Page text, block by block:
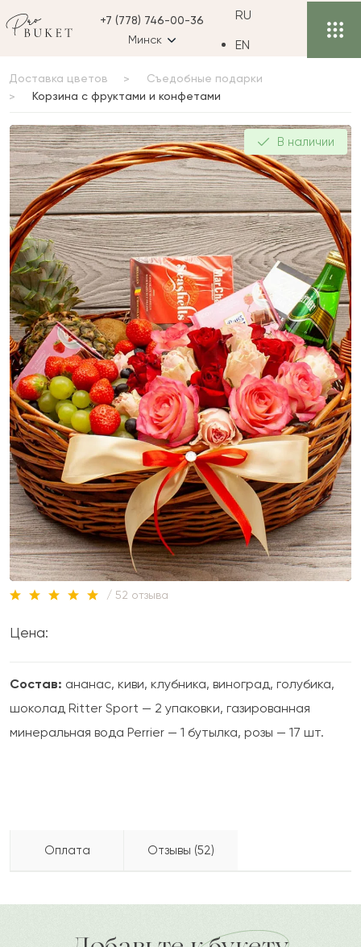
+7 (778) 746-00-36
Минск
RU
EN
Доставка цветов
Съедобные подарки
Корзина с фруктами и конфетами
с фруктами и
В наличии
/ 52 отзыва
Цена:
Состав: ананас, киви, клубника, виноград, голубика,
шоколад Ritter Sport — 2 упаковки, газированная
минеральная вода Perrier — 1 бутылка, розы — 17 шт.
Оплата Отзывы (52)
доставка по городу в течение часа
Л 2022-09-23
Лазым